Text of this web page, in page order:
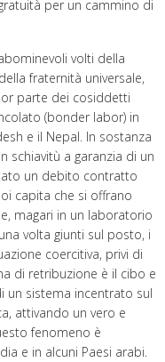
per un cammino di
volti della
fraternità universale,
parte dei cosiddetti
(bonder labor) in
e il Nepal. In sostanza
schiavitù a garanzia di un
un debito contratto
capita che si offrano
magari in un laboratorio
volta giunti sul posto, i
coercitiva, privi di
di retribuzione è il cibo e
un sistema incentrato sul
attivando un vero e
fenomeno è
e in alcuni Paesi arabi.